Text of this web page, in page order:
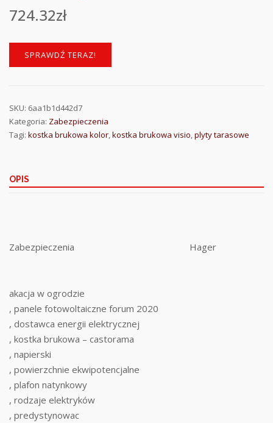
724.32zł
SPRAWDŹ TERAZ!
SKU: 6aa1b1d442d7
Kategoria: Zabezpieczenia
Tagi: kostka brukowa kolor,kostka brukowa visio,plyty tarasowe
OPIS
Zabezpieczenia Hager
akacja w ogrodzie
, panele fotowoltaiczne forum 2020
, dostawca energii elektrycznej
, kostka brukowa – castorama
, napierski
, powierzchnie ekwipotencjalne
, plafon natynkowy
, rodzaje elektryków
, predystynowac